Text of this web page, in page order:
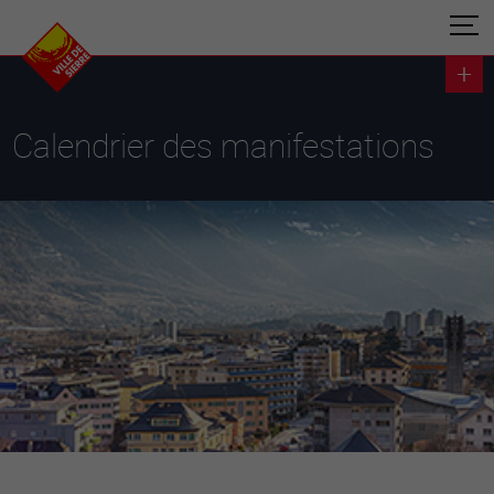
Calendrier des manifestations